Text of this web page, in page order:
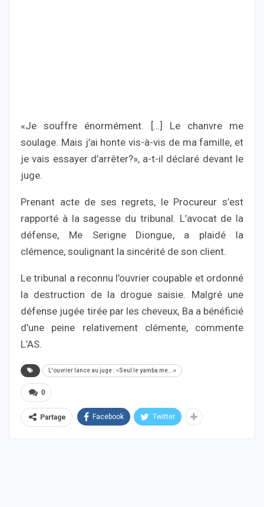
«Je souffre énormément. […] Le chanvre me
soulage. Mais j’ai honte vis-à-vis de ma famille, et
je vais essayer d’arrêter?», a-t-il déclaré devant le
juge.
Prenant acte de ses regrets, le Procureur s’est
rapporté à la sagesse du tribunal. L’avocat de la
défense, Me Serigne Diongue, a plaidé la
clémence, soulignant la sincérité de son client.
Le tribunal a reconnu l’ouvrier coupable et ordonné
la destruction de la drogue saisie. Malgré une
défense jugée tirée par les cheveux, Ba a bénéficié
d’une peine relativement clémente, commente
L’AS.
L'ouvrier lance au juge : «Seul le yamba me...»
0
Partage Facebook Twitter